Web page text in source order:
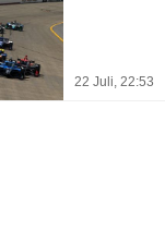
22 Juli, 22:53